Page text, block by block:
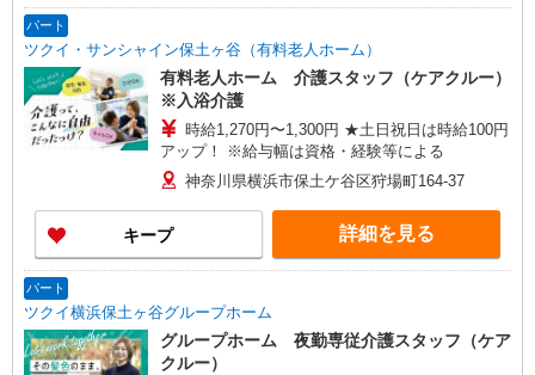
パート
ツクイ・サンシャイン保土ヶ谷（有料老人ホーム）
有料老人ホーム 介護スタッフ（ケアクルー）
※入浴介護
時給1,270円〜1,300円 ★土日祝日は時給100円
アップ！ ※給与幅は資格・経験等による
神奈川県横浜市保土ケ谷区狩場町164-37
キープ 詳細を見る
パート
ツクイ横浜保土ヶ谷グループホーム
グループホーム 夜勤専従介護スタッフ（ケア
クルー）